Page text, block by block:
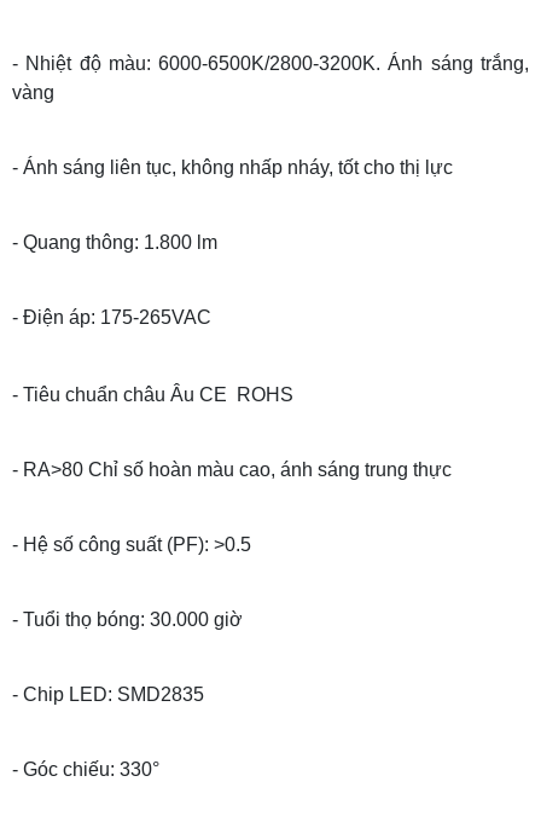
- Nhiệt độ màu: 6000-6500K/2800-3200K. Ánh sáng trắng,
vàng
- Ánh sáng liên tục, không nhấp nháy, tốt cho thị lực
- Quang thông: 1.800 lm
- Điện áp: 175-265VAC
- Tiêu chuẩn châu Âu CE ROHS
- RA>80 Chỉ số hoàn màu cao, ánh sáng trung thực
- Hệ số công suất (PF): >0.5
- Tuổi thọ bóng: 30.000 giờ
- Chip LED: SMD2835
- Góc chiếu: 330°